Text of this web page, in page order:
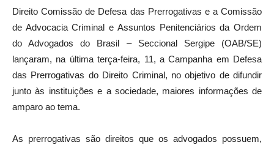
Direito Comissão de Defesa das Prerrogativas e a Comissão
de Advocacia Criminal e Assuntos Penitenciários da Ordem
do Advogados do Brasil – Seccional Sergipe (OAB/SE)
lançaram, na última terça-feira, 11, a Campanha em Defesa
das Prerrogativas do Direito Criminal, no objetivo de difundir
junto às instituições e a sociedade, maiores informações de
amparo ao tema.
As prerrogativas são direitos que os advogados possuem,